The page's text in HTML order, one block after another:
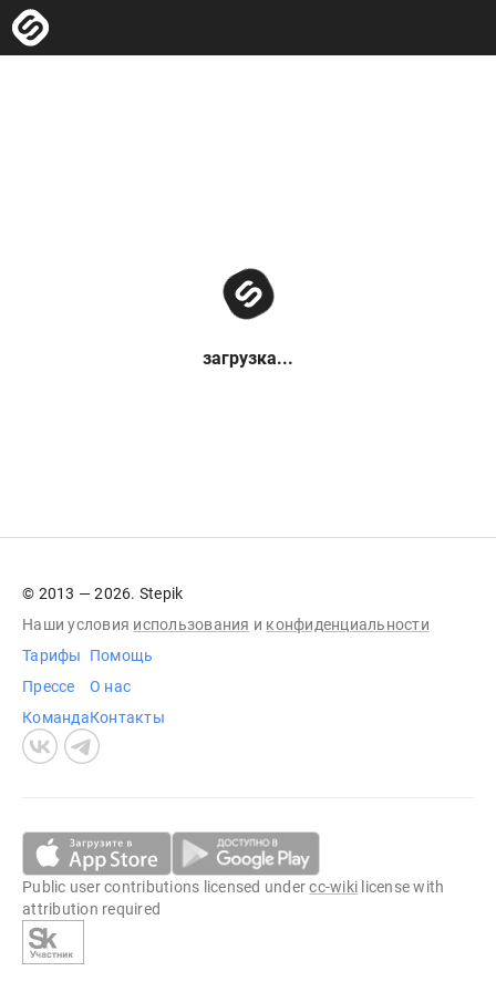
загрузка...
© 2013 — 2026. Stepik
Наши условия использования и конфиденциальности
Тарифы
Прессе
Команда
Помощь
О нас
Контакты
Public user contributions licensed undercc-wiki license with
attribution required